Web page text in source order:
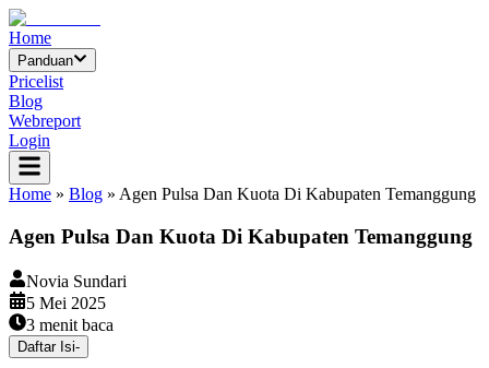
Home
Panduan
Pricelist
Blog
Webreport
Login
Home » Blog » Agen Pulsa Dan Kuota Di Kabupaten Temanggung
Agen Pulsa Dan Kuota Di Kabupaten Temanggung
Novia Sundari
5 Mei 2025
3 menit baca
Daftar Isi-